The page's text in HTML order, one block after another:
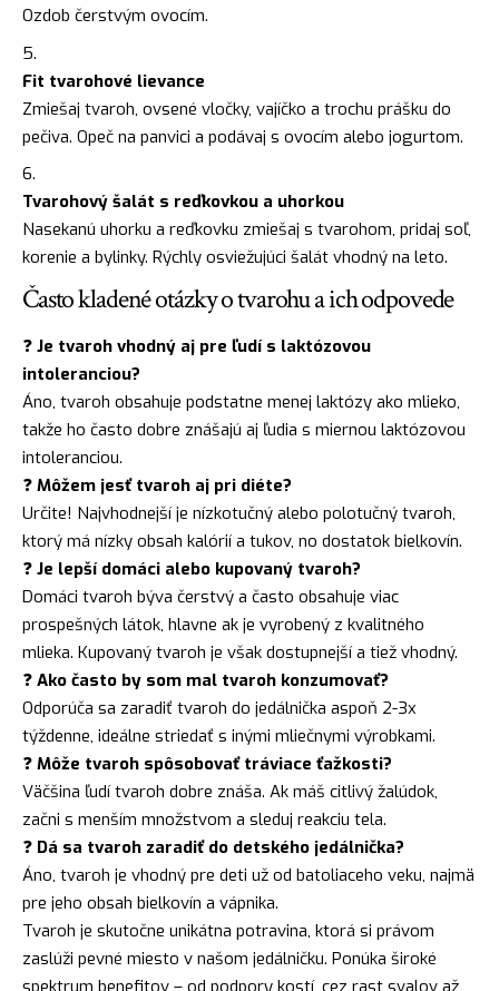
Ozdob čerstvým ovocím.
Fit tvarohové lievance
Zmiešaj tvaroh, ovsené vločky, vajíčko a trochu prášku do
pečiva. Opeč na panvici a podávaj s ovocím alebo jogurtom.
Tvarohový šalát s reďkovkou a uhorkou
Nasekanú uhorku a reďkovku zmiešaj s tvarohom, pridaj soľ,
korenie a bylinky. Rýchly osviežujúci šalát vhodný na leto.
Často kladené otázky o tvarohu a ich odpovede
❓ Je tvaroh vhodný aj pre ľudí s laktózovou
intoleranciou?
Áno, tvaroh obsahuje podstatne menej laktózy ako mlieko,
takže ho často dobre znášajú aj ľudia s miernou laktózovou
intoleranciou.
❓ Môžem jesť tvaroh aj pri diéte?
Určite! Najvhodnejší je nízkotučný alebo polotučný tvaroh,
ktorý má nízky obsah kalórií a tukov, no dostatok bielkovín.
❓ Je lepší domáci alebo kupovaný tvaroh?
Domáci tvaroh býva čerstvý a často obsahuje viac
prospešných látok, hlavne ak je vyrobený z kvalitného
mlieka. Kupovaný tvaroh je však dostupnejší a tiež vhodný.
❓ Ako často by som mal tvaroh konzumovať?
Odporúča sa zaradiť tvaroh do jedálnička aspoň 2-3x
týždenne, ideálne striedať s inými mliečnymi výrobkami.
❓ Môže tvaroh spôsobovať tráviace ťažkosti?
Väčšina ľudí tvaroh dobre znáša. Ak máš citlivý žalúdok,
začni s menším množstvom a sleduj reakciu tela.
❓ Dá sa tvaroh zaradiť do detského jedálnička?
Áno, tvaroh je vhodný pre deti už od batoliaceho veku, najmä
pre jeho obsah bielkovín a vápnika.
Tvaroh je skutočne unikátna potravina, ktorá si právom
zaslúži pevné miesto v našom jedálničku. Ponúka široké
spektrum benefitov – od podpory kostí, cez rast svalov až